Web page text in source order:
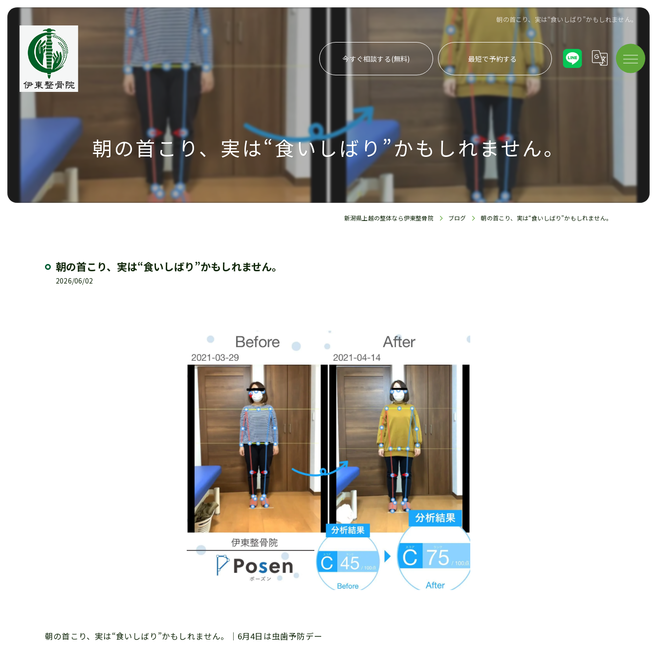
朝の首こり、実は“食いしばり”かもしれません。
今すぐ相談する(無料) 最短で予約する
朝の首こり、実は“食いしばり”かもしれません。
新潟県上越の整体なら伊東整骨院 ブログ 朝の首こり、実は“食いしばり”かもしれません。
朝の首こり、実は“食いしばり”かもしれません。
2026/06/02
朝の首こり、実は“食いしばり”かもしれません。｜6月4日は虫歯予防デー